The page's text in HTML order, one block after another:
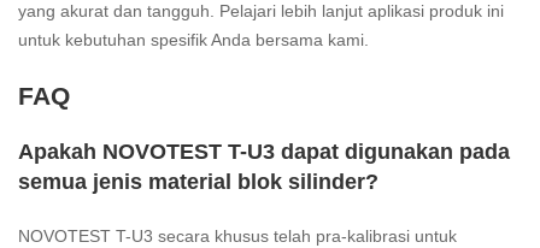
yang akurat dan tangguh. Pelajari lebih lanjut aplikasi produk ini
untuk kebutuhan spesifik Anda bersama kami.
FAQ
Apakah NOVOTEST T-U3 dapat digunakan pada
semua jenis material blok silinder?
NOVOTEST T-U3 secara khusus telah pra-kalibrasi untuk